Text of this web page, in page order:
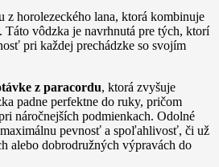
z horolezeckého lana, ktorá kombinuje
vôdzka je navrhnutá pre tých, ktorí
pri každej prechádzke so svojím
z paracordu, ktorá zvyšuje
padne perfektne do ruky, pričom
náročnejších podmienkach. Odolné
pevnosť a spoľahlivosť, či už
alebo dobrodružných výpravách do